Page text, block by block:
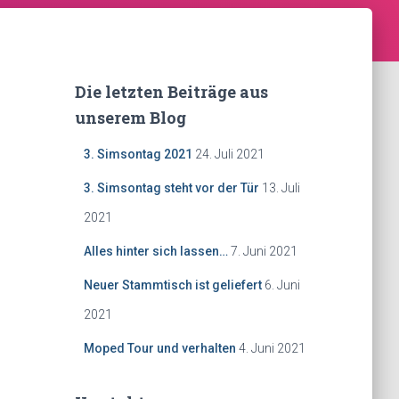
Die letzten Beiträge aus
unserem Blog
3. Simsontag 2021 24. Juli 2021
3. Simsontag steht vor der Tür 13. Juli
2021
Alles hinter sich lassen… 7. Juni 2021
Neuer Stammtisch ist geliefert 6. Juni
2021
Moped Tour und verhalten 4. Juni 2021